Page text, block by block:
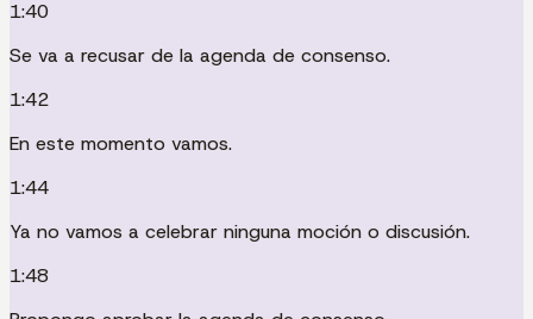
1:40
Se va a recusar de la agenda de consenso.
1:42
En este momento vamos.
1:44
Ya no vamos a celebrar ninguna moción o discusión.
1:48